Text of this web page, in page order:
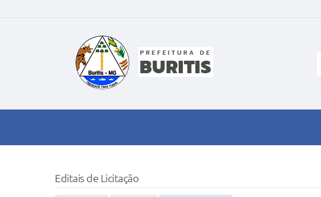
Editais de Licitação